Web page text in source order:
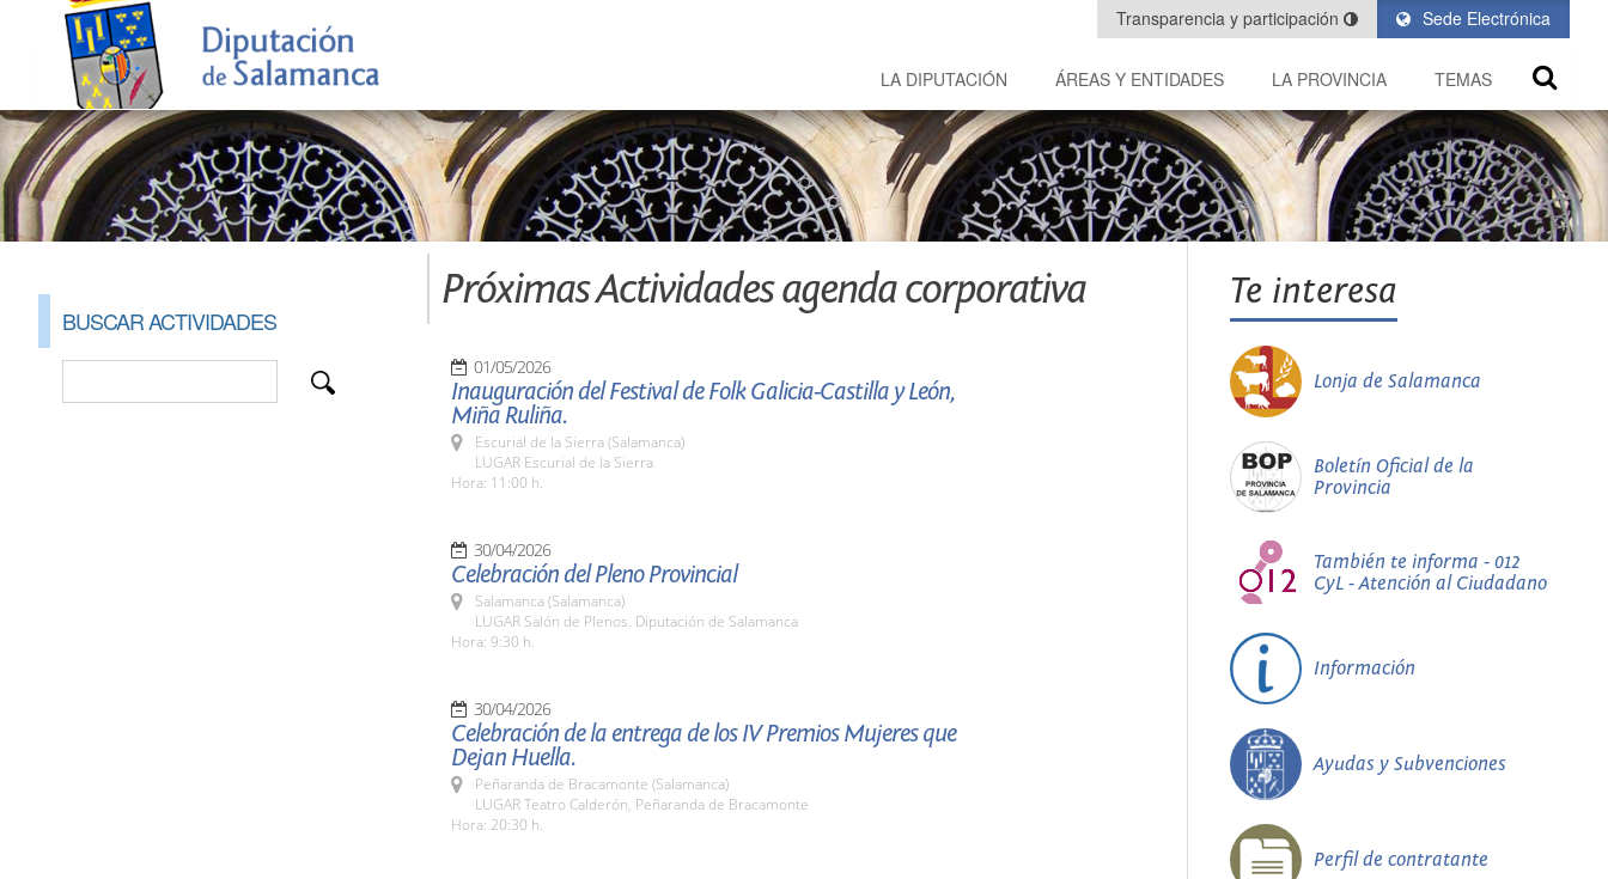
Sede Electrónica
Transparencia y participación
LA DIPUTACIÓN ÁREAS Y ENTIDADES LA PROVINCIA TEMAS
BUSCAR ACTIVIDADES
Próximas Actividades agenda corporativa
01/05/2026
Inauguración del Festival de Folk Galicia-Castilla y León,
Miña Ruliña.
Escurial de la Sierra (Salamanca)
LUGAR Escurial de la Sierra
Hora: 11:00 h.
30/04/2026
Celebración del Pleno Provincial
Salamanca (Salamanca)
LUGAR Salón de Plenos. Diputación de Salamanca
Hora: 9:30 h.
30/04/2026
Celebración de la entrega de los IV Premios Mujeres que
Dejan Huella.
Peñaranda de Bracamonte (Salamanca)
LUGAR Teatro Calderón, Peñaranda de Bracamonte
Hora: 20:30 h.
Te interesa
Lonja de Salamanca
Boletín Oficial de la
Provincia
También te informa - 012
CyL - Atención al Ciudadano
Información
Ayudas y Subvenciones
Perfil de contratante